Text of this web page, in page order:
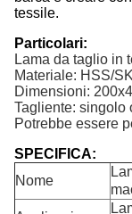
tessile.
Particolari:
Lama da taglio in
Materiale: HSS/
Dimensioni:
Tagliente: singolo
Potrebbe essere
SPECIFICA:
Nome